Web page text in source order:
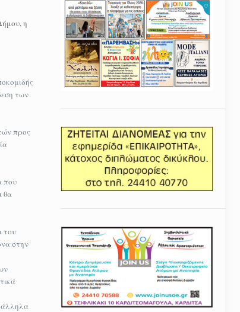
η
των
προς
που
θα
του
στην